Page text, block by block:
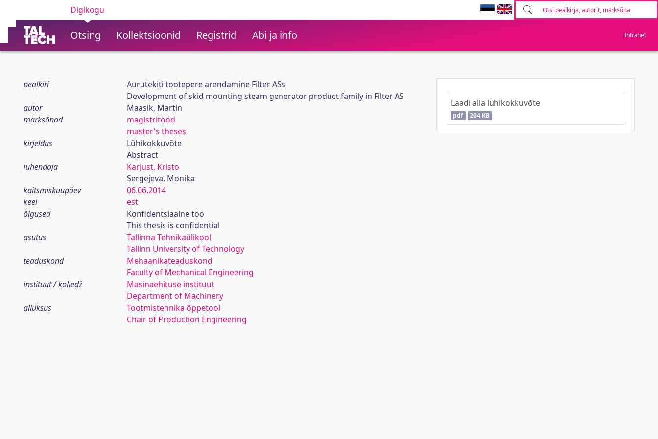
Digikogu
Otsing Kollektsioonid Registrid Abi ja info Intranet
pealkiri
Aurutekiti tootepere arendamine Filter ASs
Development of skid mounting steam generator product family in Filter AS
autor
Maasik, Martin
märksõnad
magistritööd
master's theses
kirjeldus
Lühikokkuvõte
Abstract
juhendaja
Karjust, Kristo
Sergejeva, Monika
kaitsmiskuupäev
06.06.2014
keel
est
õigused
Konfidentsiaalne töö
This thesis is confidential
asutus
Tallinna Tehnikaülikool
Tallinn University of Technology
teaduskond
Mehaanikateaduskond
Faculty of Mechanical Engineering
instituut / kolledž
Masinaehituse instituut
Department of Machinery
allüksus
Tootmistehnika õppetool
Chair of Production Engineering
Laadi alla lühikokkuvõte
pdf 204 KB